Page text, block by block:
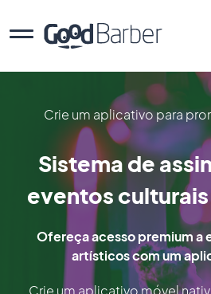
Crie um aplicativo para
Sistema de
eventos
Ofereça acesso premium a
artísticos com um
Crie um aplicativo móvel